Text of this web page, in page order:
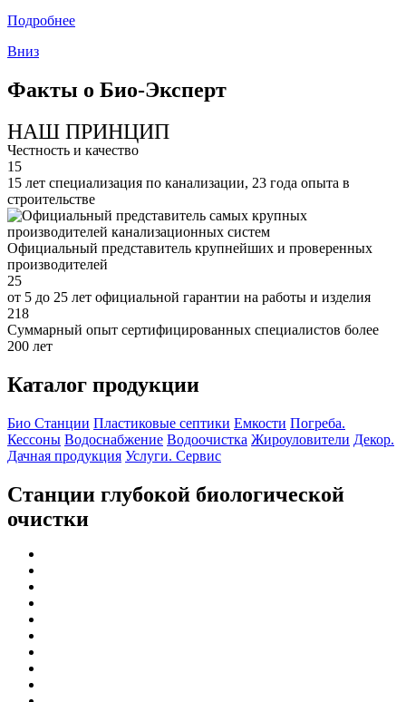
Подробнее
Вниз
Факты о Био-Эксперт
НАШ ПРИНЦИП
Честность и качество
15
15 лет специализация по канализации, 23 года опыта в
строительстве
Официальный представитель крупнейших и проверенных
производителей
25
от 5 до 25 лет официальной гарантии на работы и изделия
218
Суммарный опыт сертифицированных специалистов более
200 лет
Каталог продукции
Био Станции Пластиковые септики Емкости Погреба.
Кессоны Водоснабжение Водоочистка Жироуловители Декор.
Дачная продукция Услуги. Сервис
Станции глубокой биологической
очистки